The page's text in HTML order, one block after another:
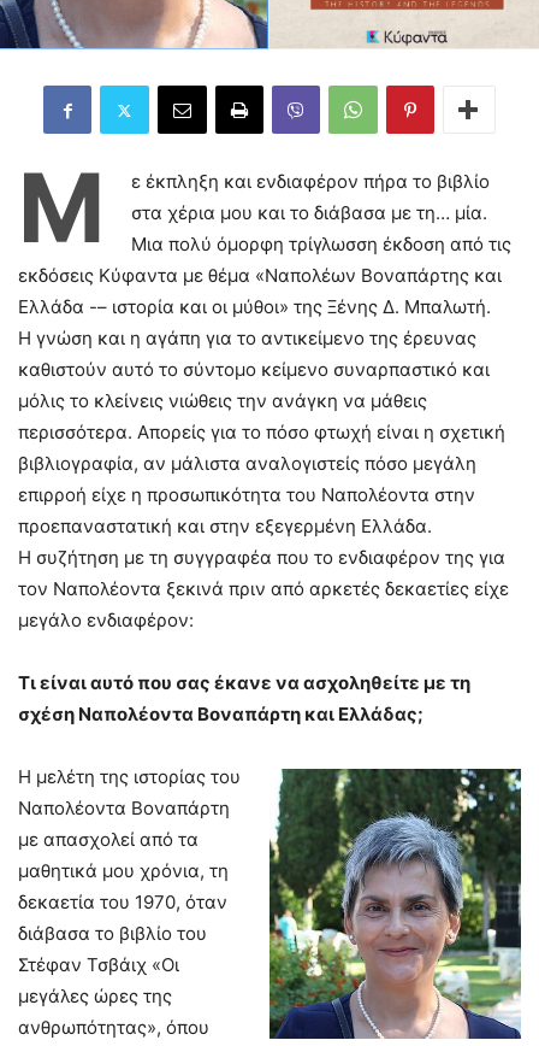
Μ
ε έκπληξη και ενδιαφέρον πήρα το βιβλίο
στα χέρια μου και το διάβασα με τη… μία.
Μια πολύ όμορφη τρίγλωσση έκδοση από τις
εκδόσεις Κύφαντα με θέμα «Ναπολέων Βοναπάρτης και
Ελλάδα -– ιστορία και οι μύθοι» της Ξένης Δ. Μπαλωτή.
Η γνώση και η αγάπη για το αντικείμενο της έρευνας
καθιστούν αυτό το σύντομο κείμενο συναρπαστικό και
μόλις το κλείνεις νιώθεις την ανάγκη να μάθεις
περισσότερα. Απορείς για το πόσο φτωχή είναι η σχετική
βιβλιογραφία, αν μάλιστα αναλογιστείς πόσο μεγάλη
επιρροή είχε η προσωπικότητα του Ναπολέοντα στην
προεπαναστατική και στην εξεγερμένη Ελλάδα.
Η συζήτηση με τη συγγραφέα που το ενδιαφέρον της για
τον Ναπολέοντα ξεκινά πριν από αρκετές δεκαετίες είχε
μεγάλο ενδιαφέρον:
Τι είναι αυτό που σας έκανε να ασχοληθείτε με τη
σχέση Ναπολέοντα Βοναπάρτη και Ελλάδας;
Η μελέτη της ιστορίας του
Ναπολέοντα Βοναπάρτη
με απασχολεί από τα
μαθητικά μου χρόνια, τη
δεκαετία του 1970, όταν
διάβασα το βιβλίο του
Στέφαν Τσβάιχ «Οι
μεγάλες ώρες της
ανθρωπότητας», όπου